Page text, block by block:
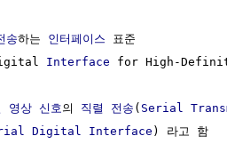
송하는 인터페이스 표준
Interface for High-
영상 신호의 직렬 전송 ( Serial
Digital Interface ) 라고 함